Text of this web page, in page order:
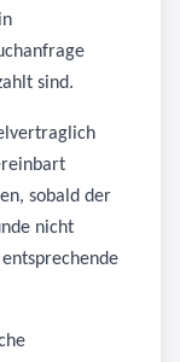
sind.
sobald der
nicht